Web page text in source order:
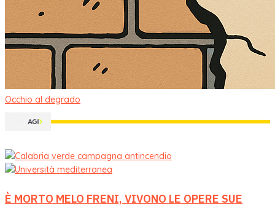
Occhio al degrado
È MORTO MELO FRENI, VIVONO LE OPERE SUE